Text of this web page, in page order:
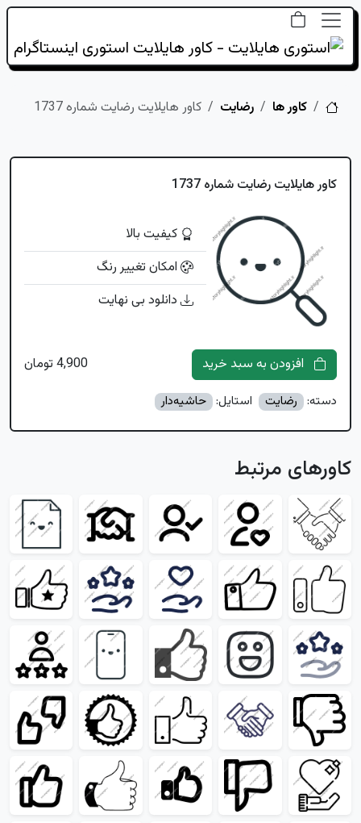
خانهکاور ها رضایت کاور هایلایت رضایت شماره 1737
کاور هایلایت رضایت شماره 1737
کیفیت بالا
امکان تغییر رنگ
دانلود بی نهایت
4,900 تومان
دسته: رضایت استایل: حاشیه‌دار
کاورهای مرتبط